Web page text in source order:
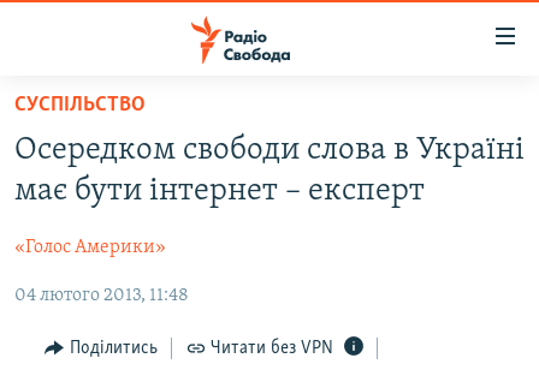
Перейти
основного
матеріалу
до
навігації
Перейти
РАДІО СВОБОДА – 70 РОКІВ
ВСЕ ЗА ДОБУ
ПОЛІТИКА
ЕКОНОМІКА
СУСПІЛЬСТВО
ВІЙНА
РОСІЙСЬКА «ФІЛЬТРАЦІЯ»
ДОНБАС.РЕАЛІЇ
СУСПІЛЬСТВО
Осередком свободи слова в Україні
має бути інтернет – експерт
«Голос Америки»
04 лютого 2013, 11:48
Поділитись Читати без VPN